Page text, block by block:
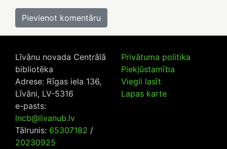
Līvānu novada Centrālā
bibliotēka
Adrese: Rīgas iela 136,
Līvāni, LV-5316
e-pasts:
lncb@livanub.lv
Tālrunis: 65307182 /
20230925
Privātuma politika
Piekļūstamība
Viegli lasīt
Lapas karte